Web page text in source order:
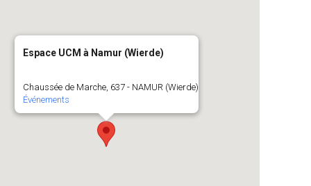
Espace UCM à Namur (Wierde)
Chaussée de Marche, 637 - NAMUR (Wierde)
Événements